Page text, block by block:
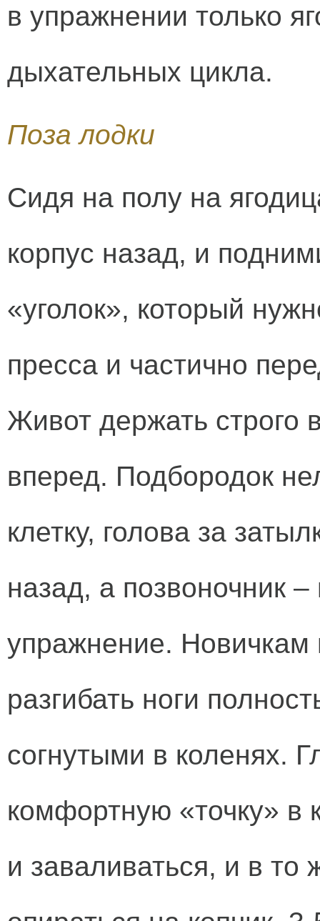
в упражнении только
дыхательных цикла.
Поза лодки
Сидя на полу на
корпус назад, и
«уголок», который
пресса и частично
Живот держать строго
вперед. Подбородок
клетку, голова за
назад, а позвоночник
упражнение. Новичкам
разгибать ноги
согнутыми в коленях.
комфортную «точку» в
и заваливаться, и в то